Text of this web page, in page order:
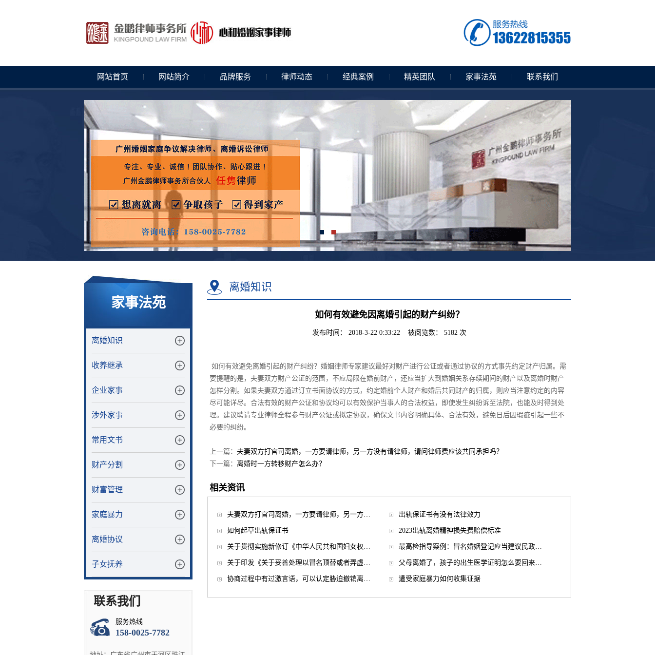
网站首页 网站简介 品牌服务 律师动态 经典案例 精英团队 家事法苑 联系我们
家事法苑
离婚知识
收养继承
企业家事
涉外家事
常用文书
财产分割
财富管理
家庭暴力
离婚协议
子女抚养
联系我们
服务热线
158-0025-7782
离婚知识
如何有效避免因离婚引起的财产纠纷？
发布时间： 2018-3-22 0:33:22 被阅览数： 5182 次
如何有效避免离婚引起的财产纠纷？婚姻律师专家建议最好对财产进行公证或者通过协议的方式事先约定财产归属。需
要提醒的是，夫妻双方财产公证的范围，不应局限在婚前财产，还应当扩大到婚姻关系存续期间的财产以及离婚时财产
怎样分割。如果夫妻双方通过订立书面协议的方式，约定婚前个人财产和婚后共同财产的归属，则应当注意约定的内容
尽可能详尽。合法有效的财产公证和协议均可以有效保护当事人的合法权益，即使发生纠纷诉至法院，也能及时得到处
理。建议聘请专业律师全程参与财产公证或拟定协议，确保文书内容明确具体、合法有效，避免日后因瑕疵引起一些不
必要的纠纷。
上一篇： 夫妻双方打官司离婚，一方要请律师，另一方没有请律师，请问律师费应该共同承担吗？
下一篇： 离婚时一方转移财产怎么办？
相关资讯
夫妻双方打官司离婚，一方要请律师，另一方… 出轨保证书有没有法律效力
如何起草出轨保证书 2023出轨离婚精神损失费赔偿标准
关于贯彻实施新修订《中华人民共和国妇女权… 最高检指导案例：冒名婚姻登记应当建议民政…
关于印发《关于妥善处理以冒名顶替或者弄虚… 父母离婚了，孩子的出生医学证明怎么要回来…
协商过程中有过激言语，可以认定胁迫撤销离… 遭受家庭暴力如何收集证据